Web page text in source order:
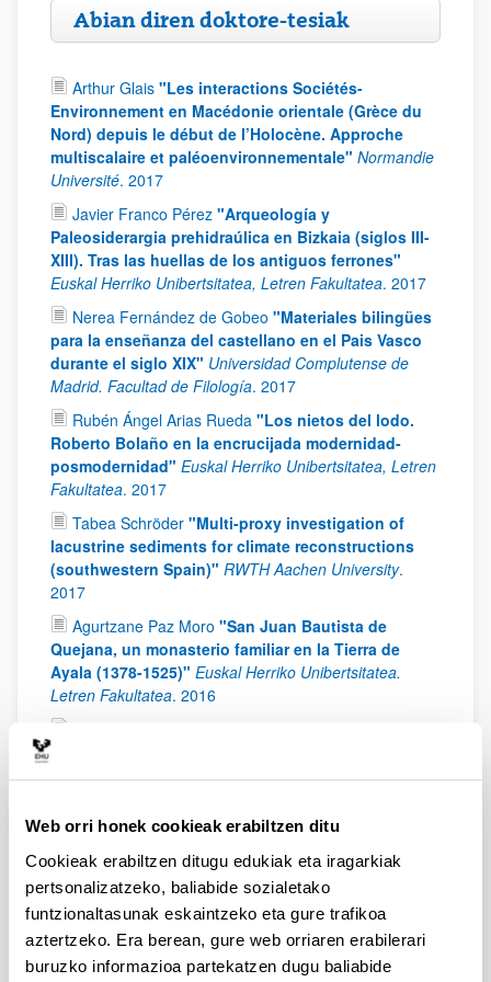
Web orri honek cookieak erabiltzen ditu
Cookieak erabiltzen ditugu edukiak eta iragarkiak
pertsonalizatzeko, baliabide sozialetako
funtzionaltasunak eskaintzeko eta gure trafikoa
aztertzeko. Era berean, gure web orriaren erabilerari
buruzko informazioa partekatzen dugu baliabide
Abian diren doktore-tesiak
Arthur Glais "Les interactions Sociétés-
Environnement en Macédonie orientale (Grèce du
Nord) depuis le début de l’Holocène. Approche
multiscalaire et paléoenvironnementale" Normandie
Université. 2017
Javier Franco Pérez "Arqueología y
Paleosiderargia prehidraúlica en Bizkaia (siglos III-
XIII). Tras las huellas de los antiguos ferrones"
Euskal Herriko Unibertsitatea, Letren Fakultatea. 2017
Nerea Fernández de Gobeo "Materiales bilingües
para la enseñanza del castellano en el Pais Vasco
durante el siglo XIX" Universidad Complutense de
Madrid. Facultad de Filología. 2017
Rubén Ángel Arias Rueda "Los nietos del lodo.
Roberto Bolaño en la encrucijada modernidad-
posmodernidad" Euskal Herriko Unibertsitatea, Letren
Fakultatea. 2017
Tabea Schröder "Multi-proxy investigation of
lacustrine sediments for climate reconstructions
(southwestern Spain)" RWTH Aachen University.
2017
Agurtzane Paz Moro "San Juan Bautista de
Quejana, un monasterio familiar en la Tierra de
Ayala (1378-1525)" Euskal Herriko Unibertsitatea.
Letren Fakultatea. 2016
Urbana y planificación de los centros históricos en
la CAV. Análisis críticos, nuevas propuestas y
Letren Fakultatea.2016
Carlos Tejerizo García "Arqueología del
campesinado medieval en la Cuenca del Duero
(siglos V-VIII d C)"
Letren Fakultatea.2016
Egoitz Alfaro Suecun"La formación de la red